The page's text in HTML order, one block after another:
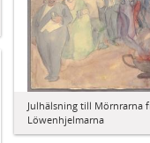
Julhälsning till Mörnrarna
Löwenhjelmarna